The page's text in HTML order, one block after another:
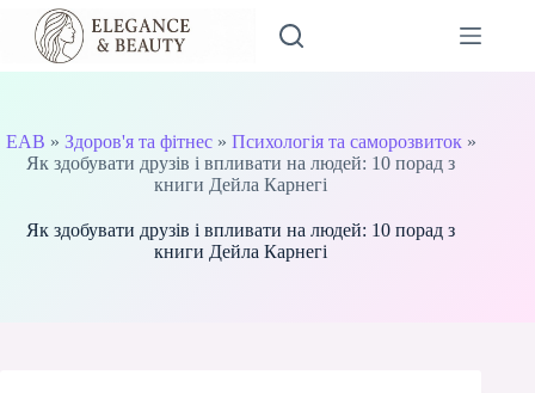
Перейти
вмісту
EAB » Здоров'я та фітнес» Психологія та саморозвиток»
Як здобувати друзів і впливати на людей: 10 порад з
книги Дейла Карнегі
Як здобувати друзів і впливати на людей: 10 порад з
книги Дейла Карнегі